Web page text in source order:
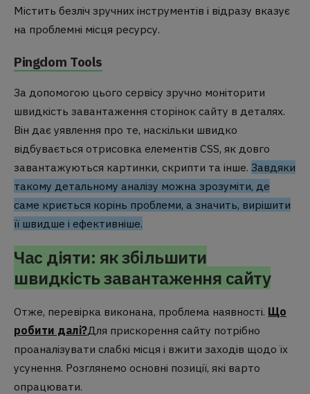
Містить безліч зручних інструментів і відразу вказує
на проблемні місця ресурсу.
Pingdom Tools
За допомогою цього сервісу зручно моніторити
швидкість завантаження сторінок сайту в деталях.
Він дає уявлення про те, наскільки швидко
відбувається отрисовка елементів CSS, як довго
завантажуються картинки, скрипти та інше. Завдяки
такому детальному аналізу можна зрозуміти, де
саме криється корінь проблеми, а значить, вирішити
її швидше і ефективніше.
Час діяти: як збільшити
швидкість завантаження сайту
Отже, перевірка виконана, проблема наявності. Що
робити далі?Для прискорення сайту потрібно
проаналізувати слабкі місця і вжити заходів щодо їх
усунення. Розглянемо основні позиції, які варто
опрацювати.